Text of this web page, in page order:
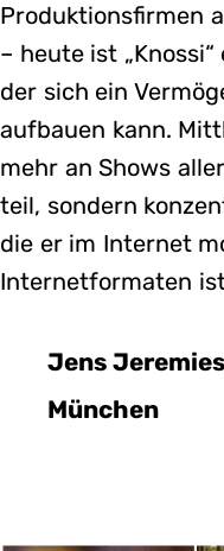
Produktionsfirmen
– heute ist
der sich ein
aufbauen kann.
mehr an Shows
teil, sondern
die er im Internet
Internetformaten
Jens
München